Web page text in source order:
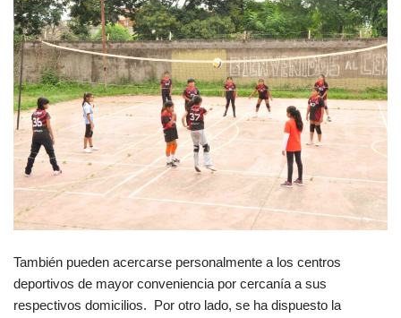
También pueden acercarse personalmente a los centros
deportivos de mayor conveniencia por cercanía a sus
respectivos domicilios. Por otro lado, se ha dispuesto la